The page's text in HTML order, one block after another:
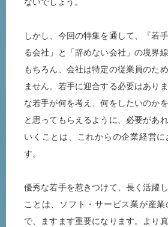
ないでしょう。
しかし、今回の特集を通して、『若
る会社」と「辞めない会社」の境界
もちろん、会社は特定の従業員のた
ません。若手に迎合する必要はあり
な若手が何を考え、何をしたいのか
と思ってもらえるように、必要があ
いくことは、これからの企業経営
す。
優秀な若手を惹きつけて、長く活躍
ことは、ソフト・サービス業が産
で、ますます重要になります。より